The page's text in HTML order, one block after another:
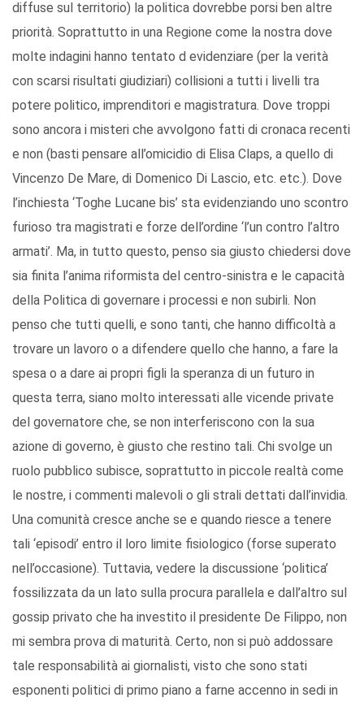
diffuse sul territorio) la politica dovrebbe porsi ben altre
priorità. Soprattutto in una Regione come la nostra dove
molte indagini hanno tentato d evidenziare (per la verità
con scarsi risultati giudiziari) collisioni a tutti i livelli tra
potere politico, imprenditori e magistratura. Dove troppi
sono ancora i misteri che avvolgono fatti di cronaca recenti
e non (basti pensare all’omicidio di Elisa Claps, a quello di
Vincenzo De Mare, di Domenico Di Lascio, etc. etc.). Dove
l’inchiesta ‘Toghe Lucane bis’ sta evidenziando uno scontro
furioso tra magistrati e forze dell’ordine ‘l’un contro l’altro
armati’. Ma, in tutto questo, penso sia giusto chiedersi dove
sia finita l’anima riformista del centro-sinistra e le capacità
della Politica di governare i processi e non subirli. Non
penso che tutti quelli, e sono tanti, che hanno difficoltà a
trovare un lavoro o a difendere quello che hanno, a fare la
spesa o a dare ai propri figli la speranza di un futuro in
questa terra, siano molto interessati alle vicende private
del governatore che, se non interferiscono con la sua
azione di governo, è giusto che restino tali. Chi svolge un
ruolo pubblico subisce, soprattutto in piccole realtà come
le nostre, i commenti malevoli o gli strali dettati dall’invidia.
Una comunità cresce anche se e quando riesce a tenere
tali ‘episodi’ entro il loro limite fisiologico (forse superato
nell’occasione). Tuttavia, vedere la discussione ‘politica’
fossilizzata da un lato sulla procura parallela e dall’altro sul
gossip privato che ha investito il presidente De Filippo, non
mi sembra prova di maturità. Certo, non si può addossare
tale responsabilità ai giornalisti, visto che sono stati
esponenti politici di primo piano a farne accenno in sedi in